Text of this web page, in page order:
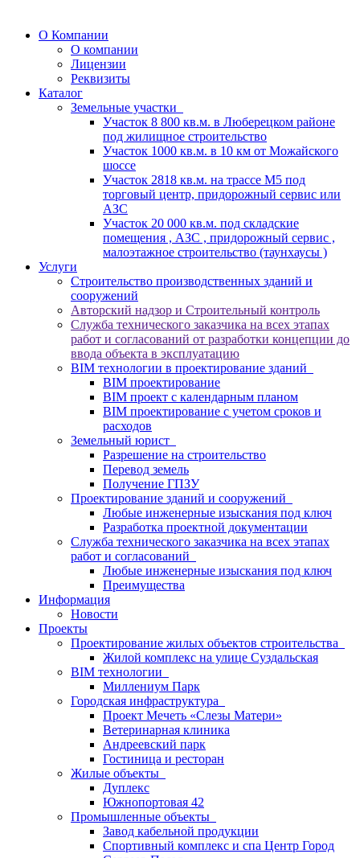
О Компании
О компании
Лицензии
Реквизиты
Каталог
Земельные участки
Участок 8 800 кв.м. в Люберецком районе
под жилищное строительство
Участок 1000 кв.м. в 10 км от Можайского
шоссе
Участок 2818 кв.м. на трассе М5 под
торговый центр, придорожный сервис или
АЗС
Участок 20 000 кв.м. под складские
помещения , АЗС , придорожный сервис ,
малоэтажное строительство (таунхаусы )
Услуги
Строительство производственных зданий и
сооружений
Авторский надзор и Строительный контроль
Служба технического заказчика на всех этапах
работ и согласований от разработки концепции до
ввода объекта в эксплуатацию
BIM технологии в проектирование зданий
BIM проектирование
BIM проект с календарным планом
BIM проектирование c учетом сроков и
расходов
Земельный юрист
Разрешение на строительство
Перевод земель
Получение ГПЗУ
Проектирование зданий и сооружений
Любые инженерные изыскания под ключ
Разработка проектной документации
Служба технического заказчика на всех этапах
работ и согласований
Любые инженерные изыскания под ключ
Преимущества
Информация
Новости
Проекты
Проектирование жилых объектов строительства
Жилой комплекс на улице Суздальская
BIM технологии
Миллениум Парк
Городская инфраструктура
Проект Мечеть «Слезы Матери»
Ветеринарная клиника
Андреевский парк
Гостиница и ресторан
Жилые объекты
Дуплекс
Южнопортовая 42
Промышленные объекты
Завод кабельной продукции
Спортивный комплекс и спа Центр Город